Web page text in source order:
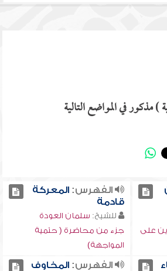
) مذكور في المواضع التالية
على
الفهرس:المعركة
قادمة
للشيخ: سلمان العودة
جزء من محاضرة ( حتمية
المواجهة)
الفهرس:المخاوف